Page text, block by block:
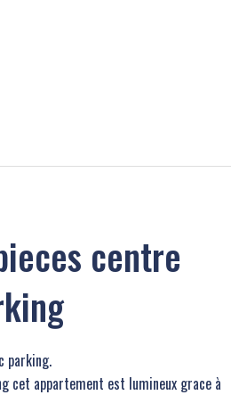
centre
parking.
cet appartement est lumineux grace à